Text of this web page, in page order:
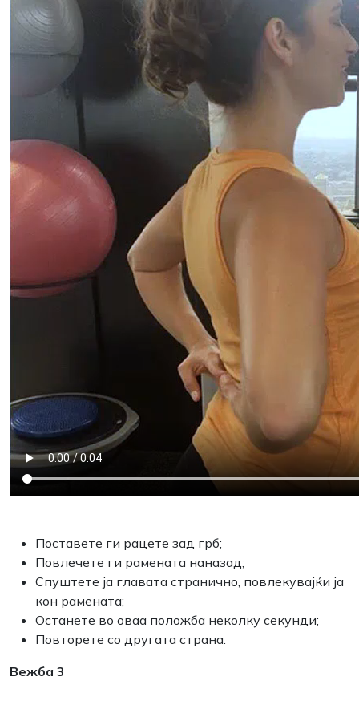
Поставете ги рацете зад грб;
Повлечете ги рамената наназад;
Спуштете ја главата странично, повлекувајќи ја
кон рамената;
Останете во оваа положба неколку секунди;
Повторете со другата страна.
Вежба 3